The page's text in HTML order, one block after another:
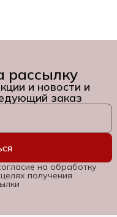
рассылку
и новости и
заказ
на обработку
получения